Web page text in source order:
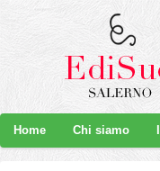
Home Chi siamo